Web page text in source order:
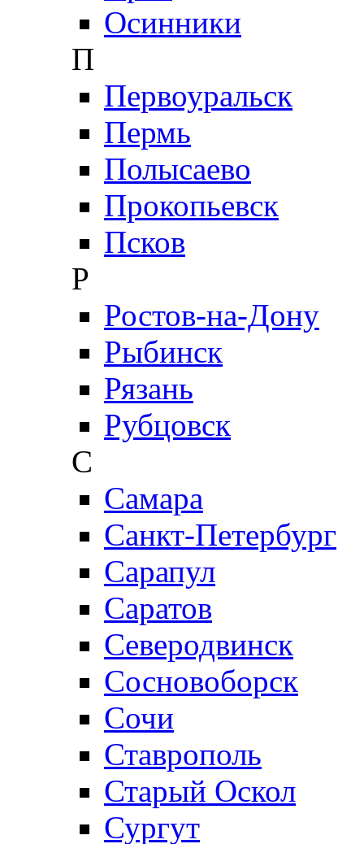
Осинники
П
Первоуральск
Пермь
Полысаево
Прокопьевск
Псков
Р
Ростов-на-Дону
Рыбинск
Рязань
Рубцовск
С
Самара
Санкт-Петербург
Сарапул
Саратов
Северодвинск
Сосновоборск
Сочи
Ставрополь
Старый Оскол
Сургут